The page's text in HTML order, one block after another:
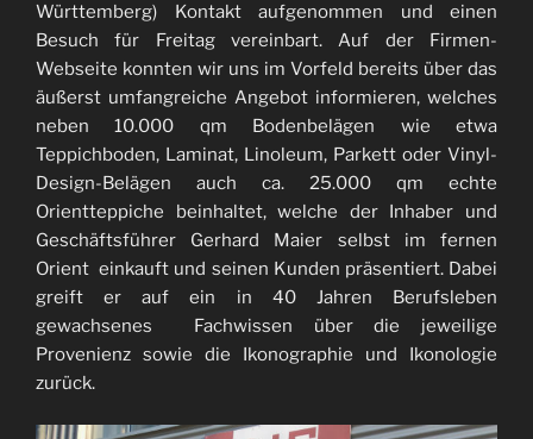
Württemberg) Kontakt aufgenommen und einen
Besuch für Freitag vereinbart. Auf der Firmen-
Webseite konnten wir uns im Vorfeld bereits über das
äußerst umfangreiche Angebot informieren, welches
neben 10.000 qm Bodenbelägen wie etwa
Teppichboden, Laminat, Linoleum, Parkett oder Vinyl-
Design-Belägen auch ca. 25.000 qm echte
Orientteppiche beinhaltet, welche der Inhaber und
Geschäftsführer Gerhard Maier selbst im fernen
Orient einkauft und seinen Kunden präsentiert. Dabei
greift er auf ein in 40 Jahren Berufsleben
gewachsenes Fachwissen über die jeweilige
Provenienz sowie die Ikonographie und Ikonologie
zurück.